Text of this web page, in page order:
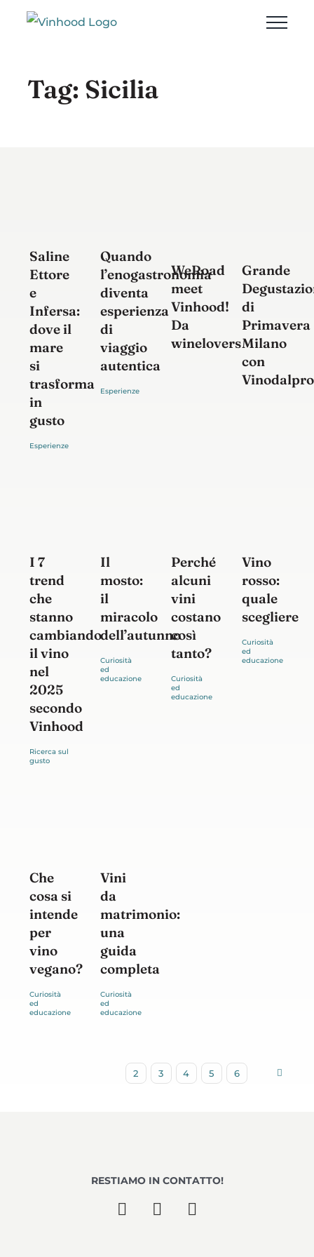
Salta
Tag: Sicilia
Saline
Ettore
e
Infersa:
dove il
mare
si
trasforma
in
gusto
Quando
l’enogastronomia
diventa
esperienza
di
viaggio
autentica
WeRoad
meet
Vinhood!
Da
winelovers
Grande
di
Primavera
Milano
con
I 7
trend
che
stanno
cambiando
il vino
nel
2025
secondo
Vinhood
Il
mosto:
il
miracolo
dell’autunno
Perché
alcuni
vini
costano
così
tanto?
Vino
rosso:
quale
scegliere
Che
cosa si
intende
per
vino
vegano?
Vini
da
matrimonio:
una
guida
completa
2 3 4 5 6
RESTIAMO IN CONTATTO!